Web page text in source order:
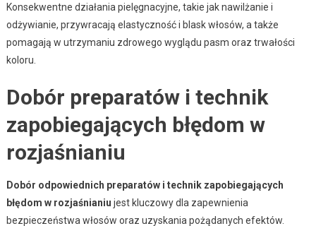
Konsekwentne działania pielęgnacyjne, takie jak nawilżanie i
odżywianie, przywracają elastyczność i blask włosów, a także
pomagają w utrzymaniu zdrowego wyglądu pasm oraz trwałości
koloru.
Dobór preparatów i technik
zapobiegających błędom w
rozjaśnianiu
Dobór odpowiednich preparatów i technik zapobiegających
błędom w rozjaśnianiu jest kluczowy dla zapewnienia
bezpieczeństwa włosów oraz uzyskania pożądanych efektów.